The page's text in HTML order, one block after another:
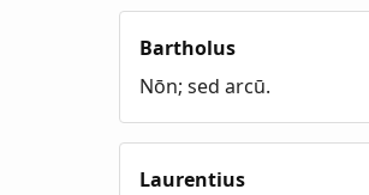
Bartholus
Nōn; sed arcū.
Laurentius